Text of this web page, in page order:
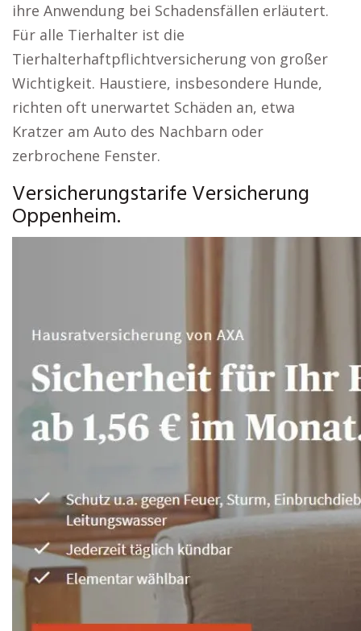
ihre Anwendung bei Schadensfällen erläutert.
Für alle Tierhalter ist die
Tierhalterhaftpflichtversicherung von großer
Wichtigkeit. Haustiere, insbesondere Hunde,
richten oft unerwartet Schäden an, etwa
Kratzer am Auto des Nachbarn oder
zerbrochene Fenster.
Versicherungstarife Versicherung
Oppenheim.